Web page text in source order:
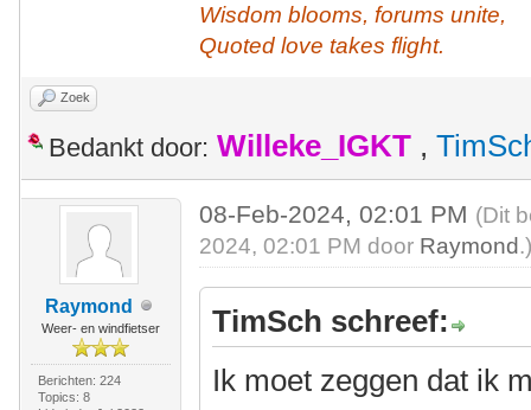
Wisdom blooms, forums unite,
Quoted love takes flight.
Zoek
Bedankt door: Willeke_IGKT ,
Raymond
Weer- en windfietser
Berichten: 224
Topics: 8
08-Feb-2024, 02:01 PM (Dit
2024, 02:01 PM door Raymond
TimSch schreef:
Ik moet zeggen dat ik